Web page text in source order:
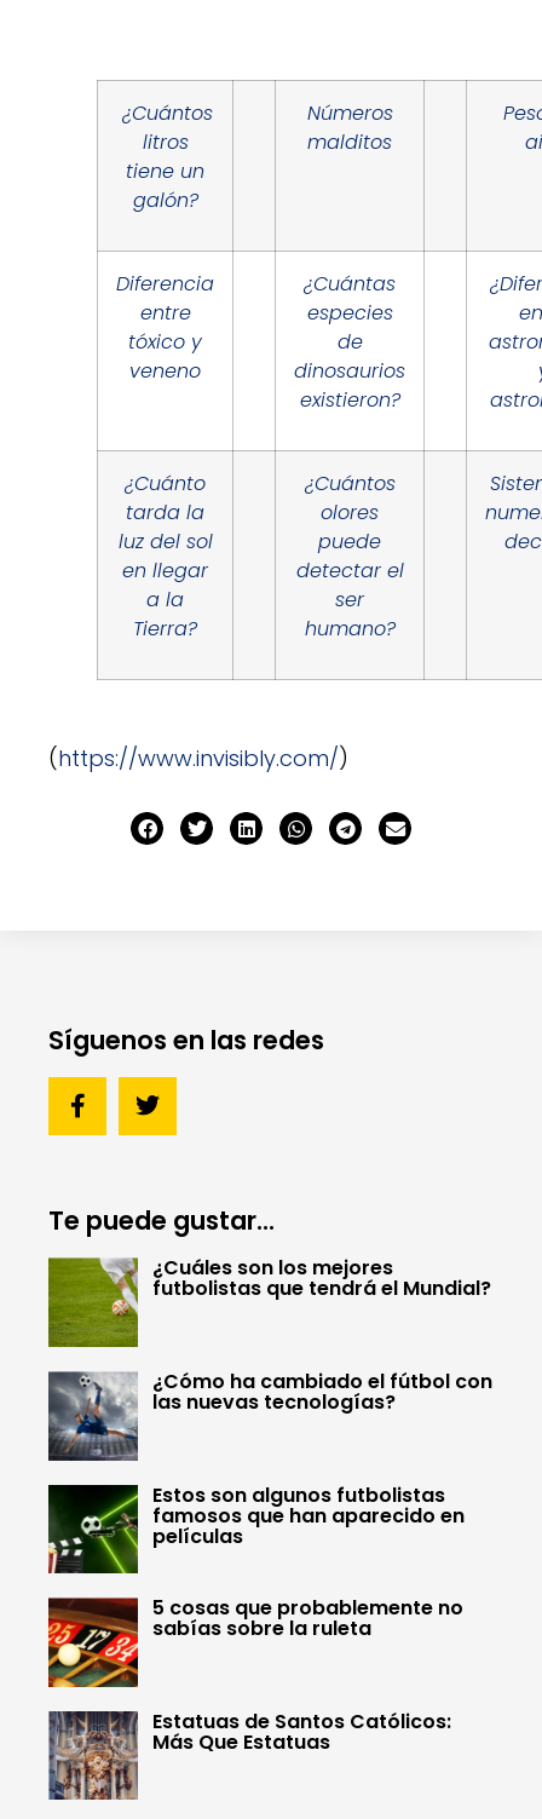
¿Cuántos
litros
tiene un
galón?
Números
malditos
Diferencia
entre
tóxico y
veneno
¿Cuántas
especies
de
dinosaurios
existieron?
¿Cuánto
tarda la
luz del sol
en llegar
a la
Tierra?
¿Cuántos
olores
puede
detectar el
ser
humano?
(https://www.invisibly.com/)
Síguenos en las redes
Te puede gustar...
¿Cuáles son los mejores
futbolistas que tendrá el Mundial?
¿Cómo ha cambiado el fútbol con
las nuevas tecnologías?
Estos son algunos futbolistas
famosos que han aparecido en
películas
5 cosas que probablemente no
sabías sobre la ruleta
Estatuas de Santos Católicos:
Más Que Estatuas